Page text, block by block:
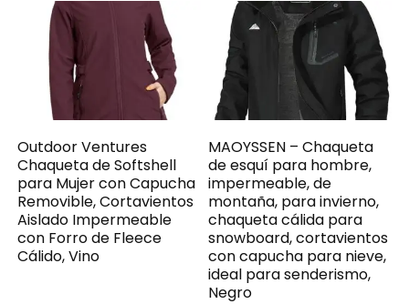
Outdoor Ventures
Chaqueta de Softshell
para Mujer con Capucha
Removible, Cortavientos
Aislado Impermeable
con Forro de Fleece
Cálido, Vino
MAOYSSEN – Chaqueta
de esquí para hombre,
impermeable, de
montaña, para invierno,
chaqueta cálida para
snowboard, cortavientos
con capucha para nieve,
ideal para senderismo,
Negro